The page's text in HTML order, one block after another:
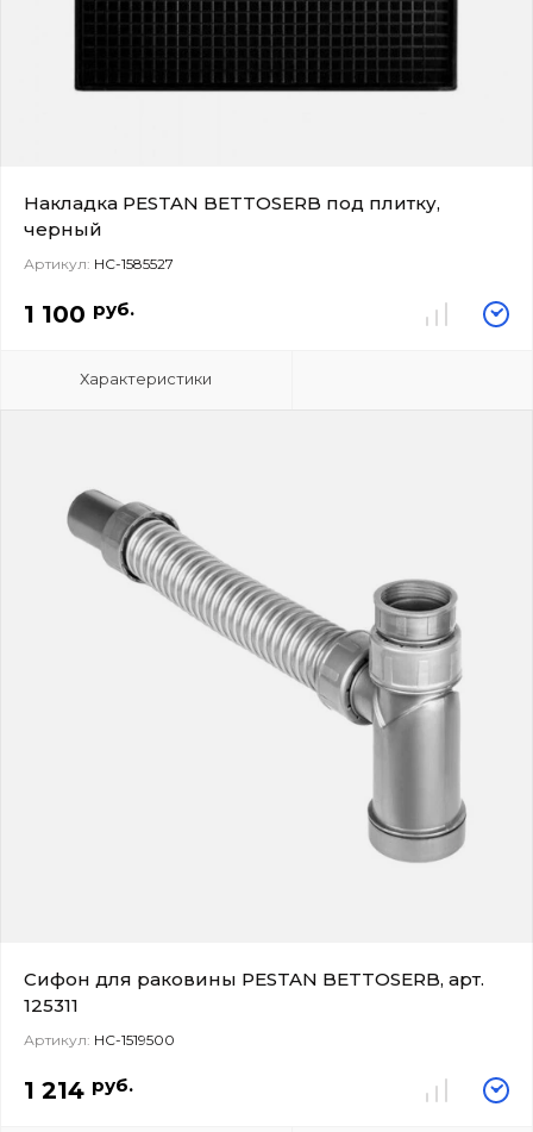
Накладка PESTAN BETTOSERB под плитку,
черный
Артикул: НС-1585527
1 100 руб.
Характеристики
Сифон для раковины PESTAN BETTOSERB, арт.
125311
Артикул: НС-1519500
1 214 руб.